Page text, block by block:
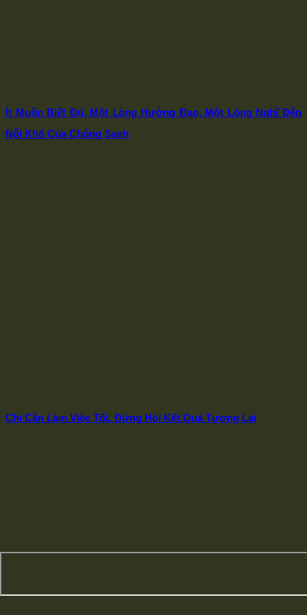
Ít Muốn Biết Đủ, Một Lòng Hướng Đạo, Một Lòng Nghĩ Đến
Nỗi Khổ Của Chúng Sanh
Chỉ Cần Làm Việc Tốt, Đừng Hỏi Kết Quả Tương Lai